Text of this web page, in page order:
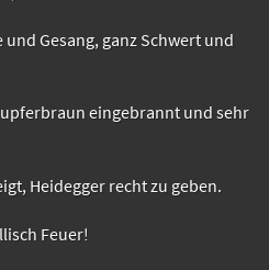
und Gesang, ganz Schwert und
eingebrannt und sehr
Heidegger recht zu geben.
Feuer!